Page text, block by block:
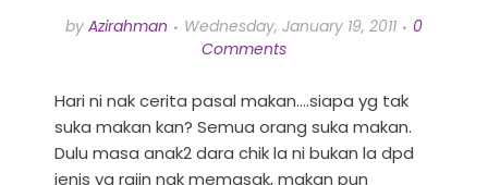
by Azirahman Wednesday, January 19, 2011
0
Comments
Hari ni nak cerita pasal makan....siapa yg tak
suka makan kan? Semua orang suka makan.
Dulu masa anak2 dara chik la ni bukan la dpd
jenis yg rajin nak memasak, makan pun